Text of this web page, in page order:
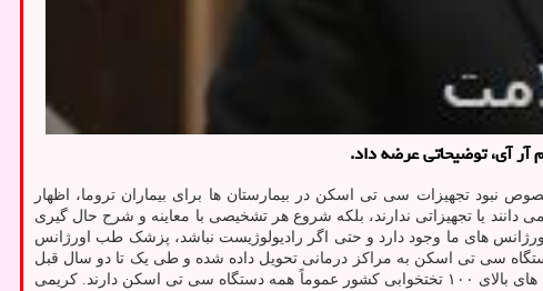
آی، توضیحاتی عرضه داد.
نبود تجهیزات سی تی اسکن در بیمارستان ها برای بیماران تروما، اظهار
یا تجهیزاتی ندارند، بلکه شروع هر تشخیصی با معاینه و شرح حال گیری
های ما وجود دارد و حتی اگر رادیولوژیست نباشد، پزشک طب اورژانس
بیشتر از ۳۰ دستگاه سی تی اسکن به مراکز درمانی تحویل داده شده و طی یک تا دو سال قبل
بالای ۱۵۰ دستگاه سی تی اسکن در کشور توزیع شده است. واقعاً اگر آمار سی تی اسکن ها در بیمارستان ها را مورد توجه قرار دهید، بیمارستان های بالای ۱۰۰ تختخوابی کشور عموماً همه دستگاه سی تی اسکن دارند. کریمی